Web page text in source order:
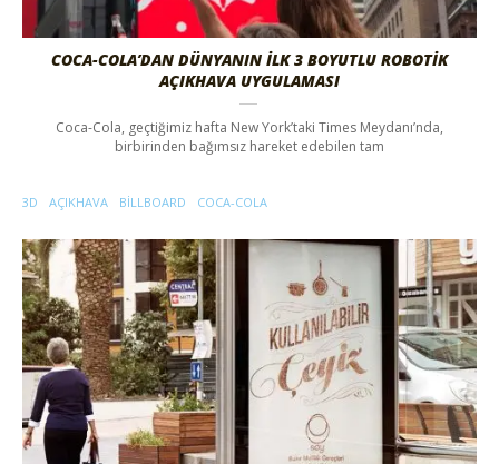
COCA-COLA’DAN DÜNYANIN İLK 3 BOYUTLU ROBOTİK
AÇIKHAVA UYGULAMASI
Coca-Cola, geçtiğimiz hafta New York’taki Times Meydanı’nda,
birbirinden bağımsız hareket edebilen tam
3D AÇIKHAVA BILLBOARD COCA-COLA